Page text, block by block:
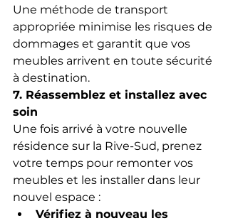
Une méthode de transport
appropriée minimise les risques de
dommages et garantit que vos
meubles arrivent en toute sécurité
à destination.
7. Réassemblez et installez avec
soin
Une fois arrivé à votre nouvelle
résidence sur la Rive-Sud, prenez
votre temps pour remonter vos
meubles et les installer dans leur
nouvel espace :
Vérifiez à nouveau les